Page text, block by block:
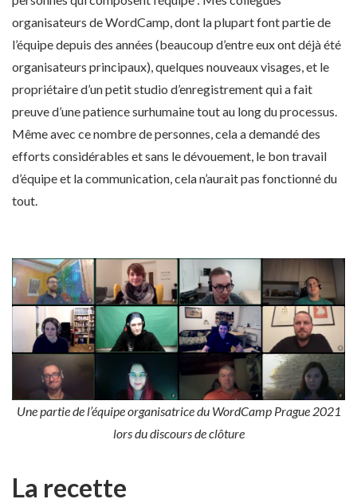
organisateurs de WordCamp, dont la plupart font partie de
l’équipe depuis des années (beaucoup d’entre eux ont déjà été
organisateurs principaux), quelques nouveaux visages, et le
propriétaire d’un petit studio d’enregistrement qui a fait
preuve d’une patience surhumaine tout au long du processus.
Même avec ce nombre de personnes, cela a demandé des
efforts considérables et sans le dévouement, le bon travail
d’équipe et la communication, cela n’aurait pas fonctionné du
tout.
Une partie de l’équipe organisatrice du WordCamp Prague 2021
lors du discours de clôture
La recette